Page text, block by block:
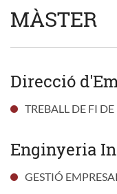
MÀSTER
Direcció
TREBALL DE FI
Enginyeria
GESTIÓ